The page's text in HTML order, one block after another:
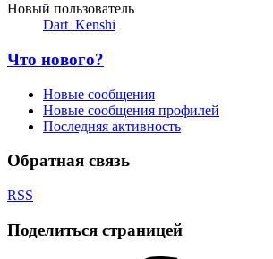
Новый пользователь
Dart_Kenshi
Что нового?
Новые сообщения
Новые сообщения профилей
Последняя активность
Обратная связь
RSS
Поделиться страницей